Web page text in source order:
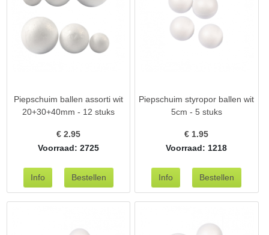
Piepschuim ballen assorti wit
20+30+40mm - 12 stuks
€ 2.95
Voorraad: 2725
Piepschuim styropor ballen wit
5cm - 5 stuks
€ 1.95
Voorraad: 1218